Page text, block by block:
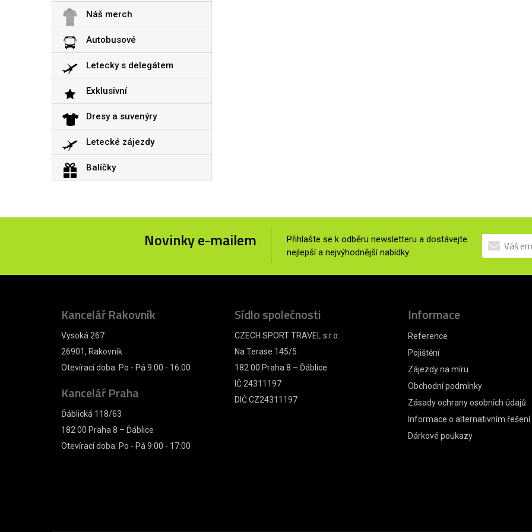
Náš merch
Autobusové
Letecky s delegátem
Exklusivní
Dresy a suvenýry
Letecké zájezdy
Balíčky
Novinky e-mailem
Přihlašte se k odběru newsletteru a dostávejte
nejlepší a nejvýhodnější nabídky.
Kancelář Rakovník
Vysoká 267
26901, Rakovník
Otevírací doba: Po - Pá 9:00 - 16:00
Kancelář Praha
Ďáblická 118/63
182 00 Praha 8 – Ďáblice
Otevírací doba: Po - Pá 9:00 - 17:00
Sídlo společnosti
CZECH SPORT TRAVEL s.r.o.
Na Terase 145/5
182 00 Praha 8 – Ďáblice
IČ 24311197
DIČ CZ24311197
Informace
Reference
Pojištění
Zájezdy na míru
Obchodní podmínky
Zásady ochrany osobních údajů
Informace o alternativním řešení
Dárkové poukazy